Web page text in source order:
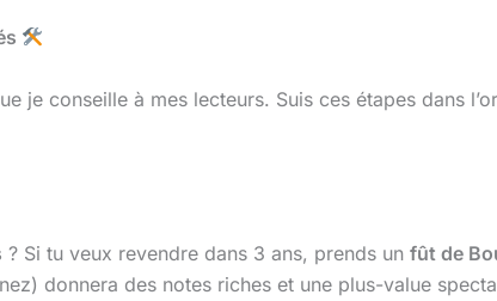
je conseille à mes lecteurs. Suis ces étapes dans
? Si tu veux revendre dans 3 ans, prends un fût de
donnera des notes riches et une plus-value